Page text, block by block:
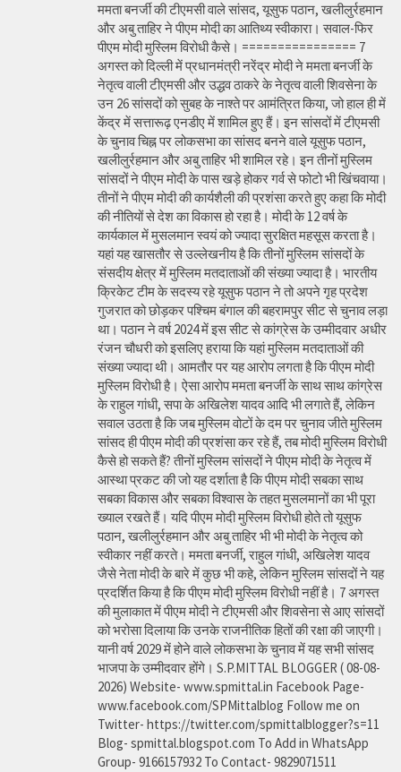
ममता बनर्जी की टीएमसी वाले सांसद, यूसुफ पठान, खलीलुर्रहमान
और अबु ताहिर ने पीएम मोदी का आतिथ्य स्वीकारा। सवाल-फिर
पीएम मोदी मुस्लिम विरोधी कैसे। ================ 7
अगस्त को दिल्ली में प्रधानमंत्री नरेंद्र मोदी ने ममता बनर्जी के
नेतृत्व वाली टीएमसी और उद्धव ठाकरे के नेतृत्व वाली शिवसेना के
उन 26 सांसदों को सुबह के नाश्ते पर आमंत्रित किया, जो हाल ही में
केंद्र में सत्तारूढ़ एनडीए में शामिल हुए हैं। इन सांसदों में टीएमसी
के चुनाव चिह्न पर लोकसभा का सांसद बनने वाले यूसुफ पठान,
खलीलुर्रहमान और अबु ताहिर भी शामिल रहे। इन तीनों मुस्लिम
सांसदों ने पीएम मोदी के पास खड़े होकर गर्व से फोटो भी खिंचवाया।
तीनों ने पीएम मोदी की कार्यशैली की प्रशंसा करते हुए कहा कि मोदी
की नीतियों से देश का विकास हो रहा है। मोदी के 12 वर्ष के
कार्यकाल में मुसलमान स्वयं को ज्यादा सुरक्षित महसूस करता है।
यहां यह खासतौर से उल्लेखनीय है कि तीनों मुस्लिम सांसदों के
संसदीय क्षेत्र में मुस्लिम मतदाताओं की संख्या ज्यादा है। भारतीय
क्रिकेट टीम के सदस्य रहे यूसुफ पठान ने तो अपने गृह प्रदेश
गुजरात को छोड़कर पश्चिम बंगाल की बहरामपुर सीट से चुनाव लड़ा
था। पठान ने वर्ष 2024 में इस सीट से कांग्रेस के उम्मीदवार अधीर
रंजन चौधरी को इसलिए हराया कि यहां मुस्लिम मतदाताओं की
संख्या ज्यादा थी। आमतौर पर यह आरोप लगता है कि पीएम मोदी
मुस्लिम विरोधी है। ऐसा आरोप ममता बनर्जी के साथ साथ कांग्रेस
के राहुल गांधी, सपा के अखिलेश यादव आदि भी लगाते हैं, लेकिन
सवाल उठता है कि जब मुस्लिम वोटों के दम पर चुनाव जीते मुस्लिम
सांसद ही पीएम मोदी की प्रशंसा कर रहे हैं, तब मोदी मुस्लिम विरोधी
कैसे हो सकते हैं? तीनों मुस्लिम सांसदों ने पीएम मोदी के नेतृत्व में
आस्था प्रकट की जो यह दर्शाता है कि पीएम मोदी सबका साथ
सबका विकास और सबका विश्वास के तहत मुसलमानों का भी पूरा
ख्याल रखते हैं। यदि पीएम मोदी मुस्लिम विरोधी होते तो यूसुफ
पठान, खलीलुर्रहमान और अबु ताहिर भी भी मोदी के नेतृत्व को
स्वीकार नहीं करते। ममता बनर्जी, राहुल गांधी, अखिलेश यादव
जैसे नेता मोदी के बारे में कुछ भी कहे, लेकिन मुस्लिम सांसदों ने यह
प्रदर्शित किया है कि पीएम मोदी मुस्लिम विरोधी नहीं है। 7 अगस्त
की मुलाकात में पीएम मोदी ने टीएमसी और शिवसेना से आए सांसदों
को भरोसा दिलाया कि उनके राजनीतिक हितों की रक्षा की जाएगी।
यानी वर्ष 2029 में होने वाले लोकसभा के चुनाव में यह सभी सांसद
भाजपा के उम्मीदवार होंगे। S.P.MITTAL BLOGGER ( 08-08-
2026) Website- www.spmittal.in Facebook Page-
www.facebook.com/SPMittalblog Follow me on
Twitter- https://twitter.com/spmittalblogger?s=11
Blog- spmittal.blogspot.com To Add in WhatsApp
Group- 9166157932 To Contact- 9829071511